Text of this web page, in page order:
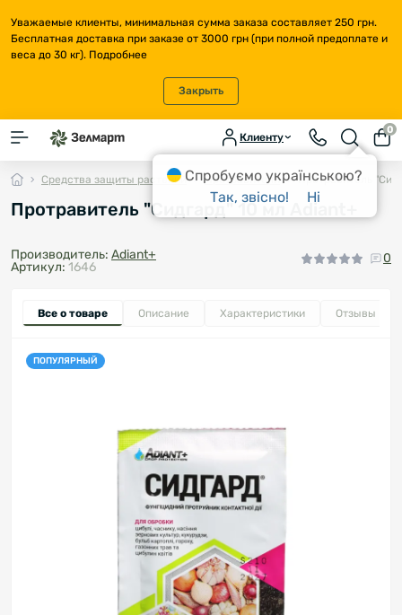
Уважаемые клиенты, минимальная сумма заказа составляет 250 грн.
Бесплатная доставка при заказе от 3000 грн (при полной предоплате и
веса до 30 кг). Подробнее
Закрыть
Клиенту
0
Средства защиты растений Протравители Протравитель
Протравитель "Сидгард" 10 мл Adiant+
Производитель: Adiant+
Артикул: 1646
0
Все о товаре Описание Характеристики Отзывы
ПОПУЛЯРНЫЙ
Спробуємо українською?
Так, звісно!
Ні